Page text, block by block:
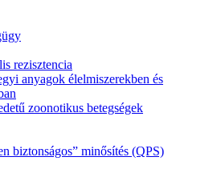
rezisztencia
anyagok élelmiszerekben és
zoonotikus betegségek
biztonságos” minősítés (QPS)